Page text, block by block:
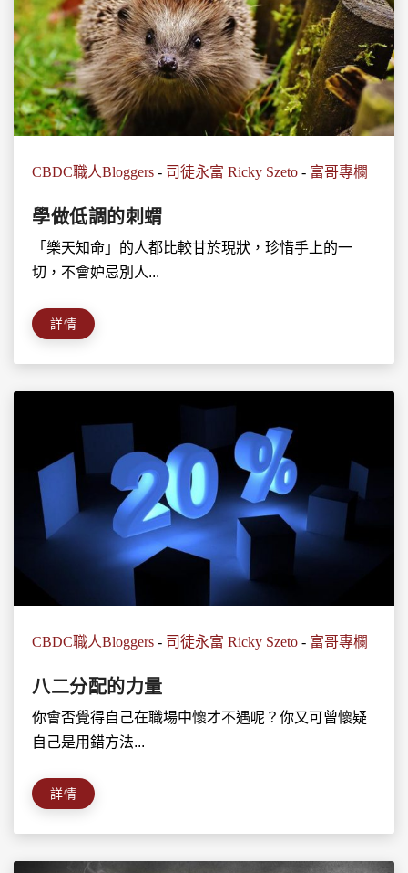
CBDC職人Bloggers - 司徒永富 Ricky Szeto - 富哥專欄
學做低調的刺蝟
「樂天知命」的人都比較甘於現狀，珍惜手上的一
切，不會妒忌別人...
詳情
CBDC職人Bloggers - 司徒永富 Ricky Szeto - 富哥專欄
八二分配的力量
你會否覺得自己在職場中懷才不遇呢？你又可曾懷疑
自己是用錯方法...
詳情